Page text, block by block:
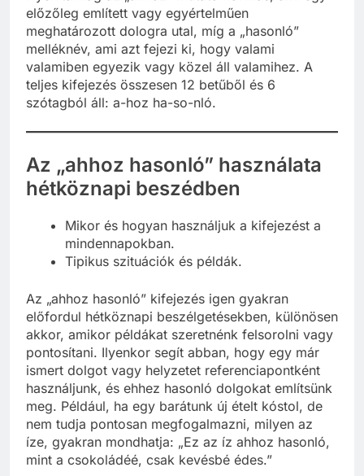
Nyelvtanilag az „ahhoz” mutató névmás, ami egy
előzőleg említett vagy egyértelműen
meghatározott dologra utal, míg a „hasonló”
melléknév, ami azt fejezi ki, hogy valami
valamiben egyezik vagy közel áll valamihez. A
teljes kifejezés összesen 12 betűből és 6
Az „ahhoz hasonló” használata
hétköznapi beszédben
Mikor és hogyan használjuk a kifejezést a
mindennapokban.
Az „ahhoz hasonló” kifejezés igen gyakran
előfordul hétköznapi beszélgetésekben, különösen
akkor, amikor példákat szeretnénk felsorolni vagy
pontosítani. Ilyenkor segít abban, hogy egy már
ismert dolgot vagy helyzetet referenciapontként
használjunk, és ehhez hasonló dolgokat említsünk
meg. Például, ha egy barátunk új ételt kóstol, de
nem tudja pontosan megfogalmazni, milyen az
íze, gyakran mondhatja: „Ez az íz ahhoz hasonló,